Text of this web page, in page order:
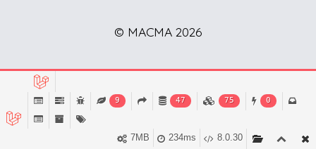
© MACMA 2026
9 47 75 0
8.0.30
234ms
7MB